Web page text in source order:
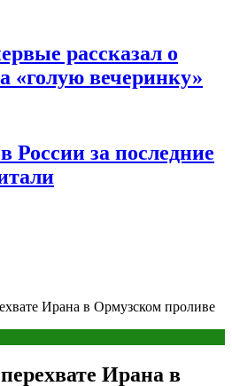
рассказал о
«голую вечеринку»
России за последние
Ирана в Ормузском проливе
Ирана в